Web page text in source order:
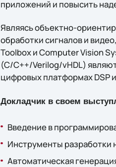
приложений и повысить
Являясь объектно-
обработки сигналов и
Toolbox и Computer Vision
(С/С++/Verilog/vHDL)
цифровых платформах DSP и
Докладчик в своем
Введение в
Инструменты разработки
Автоматическая